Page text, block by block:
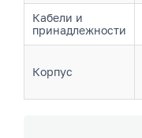
Кабели и
принадлежности
Корпус